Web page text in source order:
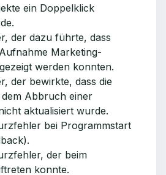
ein Doppelklick
der dazu führte, dass
Marketing-
werden konnten.
der bewirkte, dass die
Abbruch einer
aktualisiert wurde.
bei Programmstart
der beim
konnte.